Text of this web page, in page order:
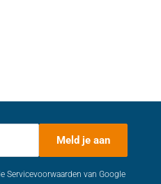
Meld je aan
Servicevoorwaarden van Google